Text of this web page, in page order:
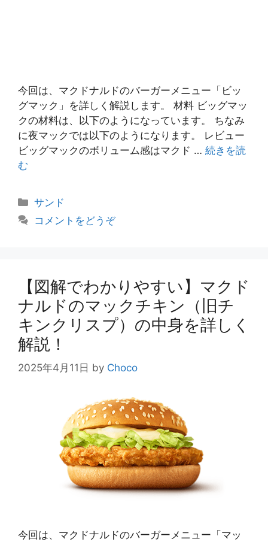
今回は、マクドナルドのバーガーメニュー「ビッ
グマック」を詳しく解説します。 材料 ビッグマッ
クの材料は、以下のようになっています。 ちなみ
に夜マックでは以下のようになります。 レビュー
ビッグマックのボリューム感はマクド … 続きを読
む
カ
サンド
コメントをどうぞ
【図解でわかりやすい】マクド
ナルドのマックチキン（旧チ
キンクリスプ）の中身を詳しく
解説！
2025年4月11日 by Choco
今回は、マクドナルドのバーガーメニュー「マッ